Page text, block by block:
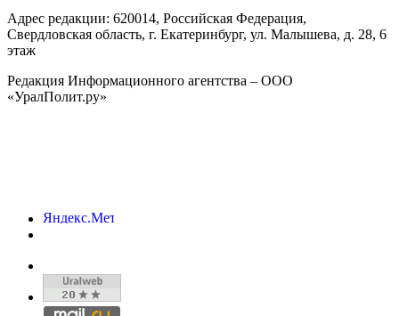
Адрес редакции: 620014, Российская Федерация,
Свердловская область, г. Екатеринбург, ул. Малышева, д. 28, 6
этаж
Редакция Информационного агентства – ООО
«УралПолит.ру»